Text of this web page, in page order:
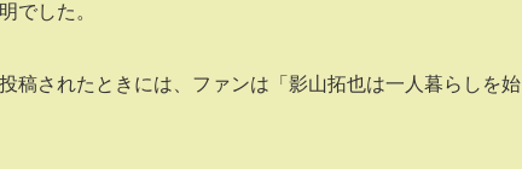
でした。
稿されたときには、ファンは「影山拓也は一人暮らしを始